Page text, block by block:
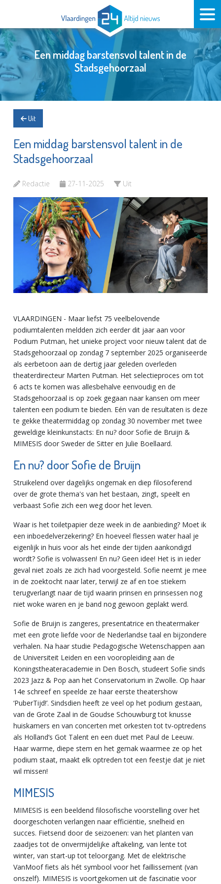
Een middag barstensvol talent in de
Stadsgehoorzaal
Uit
Een middag barstensvol talent in de
Stadsgehoorzaal
Redactie 27-11-2025 Uit
VLAARDINGEN - Maar liefst 75 veelbelovende
podiumtalenten meldden zich eerder dit jaar aan voor
Podium Putman, het unieke project voor nieuw talent dat de
Stadsgehoorzaal op zondag 7 september 2025 organiseerde
als eerbetoon aan de dertig jaar geleden overleden
theaterdirecteur Marten Putman. Het selectieproces om tot
6 acts te komen was allesbehalve eenvoudig en de
Stadsgehoorzaal is op zoek gegaan naar kansen om meer
talenten een podium te bieden. Eén van de resultaten is deze
te gekke theatermiddag op zondag 30 november met twee
geweldige kleinkunstacts: En nu? door Sofie de Bruijn &
MIMESIS door Sweder de Sitter en Julie Boellaard.
En nu? door Sofie de Bruijn
Struikelend over dagelijks ongemak en diep filosoferend
over de grote thema's van het bestaan, zingt, speelt en
verbaast Sofie zich een weg door het leven.
Waar is het toiletpapier deze week in de aanbieding? Moet ik
een inboedelverzekering? En hoeveel flessen water haal je
eigenlijk in huis voor als het einde der tijden aankondigd
wordt? Sofie is volwassen! En nu? Geen idee! Het is in ieder
geval niet zoals ze zich had voorgesteld. Sofie neemt je mee
in de zoektocht naar later, terwijl ze af en toe stiekem
terugverlangt naar de tijd waarin prinsen en prinsessen nog
niet woke waren en je band nog gewoon geplakt werd.
Sofie de Bruijn is zangeres, presentatrice en theatermaker
met een grote liefde voor de Nederlandse taal en bijzondere
verhalen. Na haar studie Pedagogische Wetenschappen aan
de Universiteit Leiden en een vooropleiding aan de
Koningstheateracademie in Den Bosch, studeert Sofie sinds
2023 Jazz & Pop aan het Conservatorium in Zwolle. Op haar
14e schreef en speelde ze haar eerste theatershow
‘PuberTijd!’. Sindsdien heeft ze veel op het podium gestaan,
van de Grote Zaal in de Goudse Schouwburg tot knusse
huiskamers en van concerten met orkesten tot tv-optredens
als Holland’s Got Talent en een duet met Paul de Leeuw.
Haar warme, diepe stem en het gemak waarmee ze op het
podium staat, maakt elk optreden tot een feestje dat je niet
wil missen!
MIMESIS
MIMESIS is een beeldend filosofische voorstelling over het
doorgeschoten verlangen naar efficiëntie, snelheid en
succes. Fietsend door de seizoenen: van het planten van
zaadjes tot de onvermijdelijke aftakeling, van lente tot
winter, van start-up tot teloorgang. Met de elektrische
VanMoof fiets als hét symbool voor het faillissement (van
onszelf). MIMESIS is voortgekomen uit de fascinatie voor